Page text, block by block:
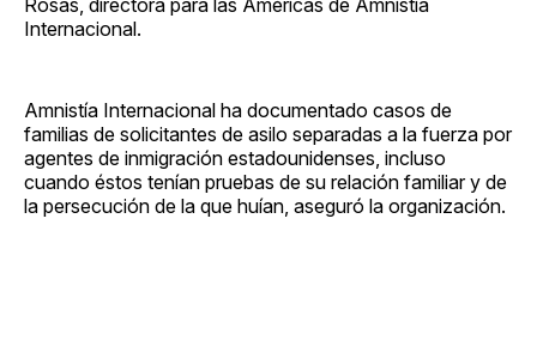
Internacional.
Amnistía Internacional ha documentado casos de
familias de solicitantes de asilo separadas a la fuerza por
agentes de inmigración estadounidenses, incluso
cuando éstos tenían pruebas de su relación familiar y de
la persecución de la que huían, aseguró la organización.